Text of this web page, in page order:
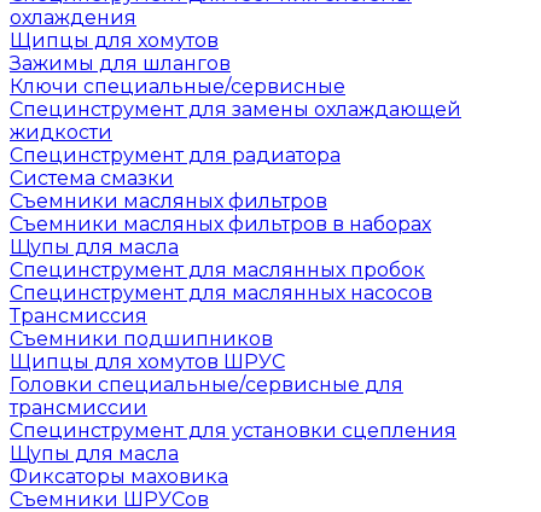
охлаждения
Щипцы для хомутов
Зажимы для шлангов
Ключи специальные/сервисные
Специнструмент для замены охлаждающей
жидкости
Специнструмент для радиатора
Система смазки
Съемники масляных фильтров
Съемники масляных фильтров в наборах
Щупы для масла
Специнструмент для маслянных пробок
Специнструмент для маслянных насосов
Трансмиссия
Съемники подшипников
Щипцы для хомутов ШРУС
Головки специальные/сервисные для
трансмиссии
Специнструмент для установки сцепления
Щупы для масла
Фиксаторы маховика
Съемники ШРУСов